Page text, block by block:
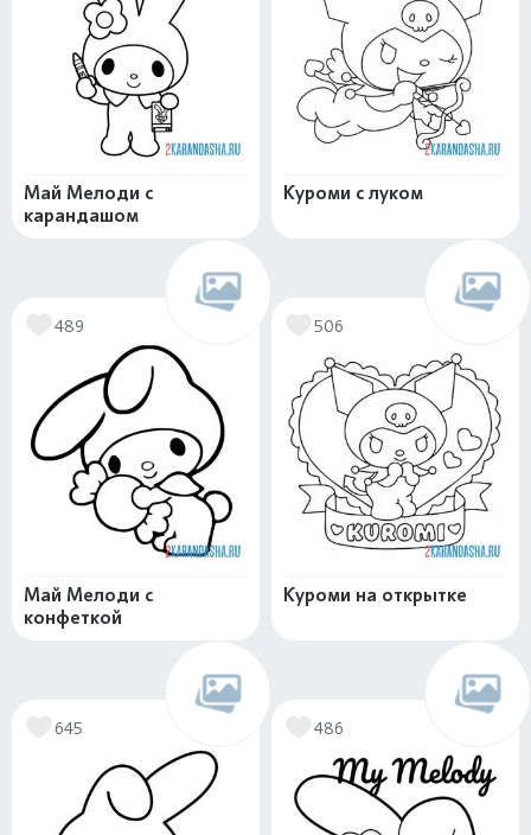
Май Мелоди с
карандашом
Куроми с луком
489
Май Мелоди с
конфеткой
506
Куроми на открытке
645 486